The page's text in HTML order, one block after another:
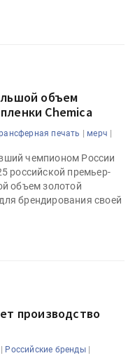
объем
Chemica
печать | мерч |
чемпионом России
российской премьер-
объем золотой
брендирования своей
производство
| Российские бренды|